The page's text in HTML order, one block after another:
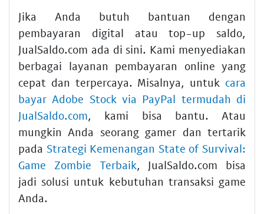
Jika Anda butuh bantuan dengan
pembayaran digital atau top-up saldo,
JualSaldo.com ada di sini. Kami menyediakan
berbagai layanan pembayaran online yang
cepat dan terpercaya. Misalnya, untuk cara
bayar Adobe Stock via PayPal termudah di
JualSaldo.com , kami bisa bantu. Atau
mungkin Anda seorang gamer dan tertarik
pada Strategi Kemenangan State of Survival:
Game Zombie Terbaik, JualSaldo.com bisa
jadi solusi untuk kebutuhan transaksi game
Anda.